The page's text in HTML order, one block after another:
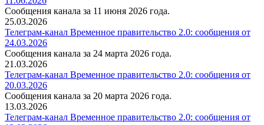
Сообщения канала за 11 июня 2026 года.
25.03.2026
Телеграм-канал Временное правительство 2.0: сообщения от
24.03.2026
Сообщения канала за 24 марта 2026 года.
21.03.2026
Телеграм-канал Временное правительство 2.0: сообщения от
20.03.2026
Сообщения канала за 20 марта 2026 года.
13.03.2026
Телеграм-канал Временное правительство 2.0: сообщения от